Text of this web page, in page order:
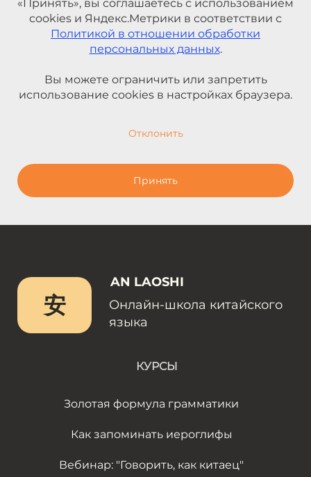
«Принять», вы соглашаетесь с использованием
cookies и Яндекс.Метрики в соответствии с
Политикой в отношении обработки
персональных данных.
Вы можете ограничить или запретить
использование cookies в настройках браузера.
Отклонить
Принять
安
AN LAOSHI
Онлайн-школа китайского
языка
КУРСЫ
Золотая формула грамматики
Как запоминать иероглифы
Вебинар: "Говорить, как китаец"